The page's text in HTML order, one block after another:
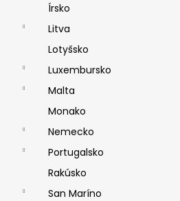
Írsko
Litva
Lotyšsko
Luxembursko
Malta
Monako
Nemecko
Portugalsko
Rakúsko
San Maríno